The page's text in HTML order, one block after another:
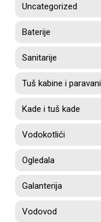
Uncategorized
Baterije
Sanitarije
Tuš kabine i paravani
Kade i tuš kade
Vodokotlići
Ogledala
Galanterija
Vodovod